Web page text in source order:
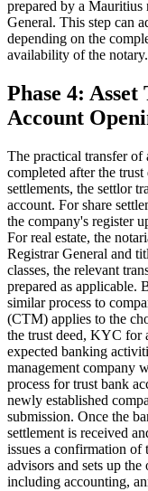
prepared by a Mauritius
General. This step can
depending on the
availability of the notary.
Phase 4:
Account
The practical transfer
completed after the trust
settlements, the settlor
account. For share
the company's register
For real estate, the
Registrar General and
classes, the relevant
prepared as applicable.
similar process to
(CTM) applies to the
the trust deed, KYC for
expected banking
management company
process for trust bank
newly established
submission. Once the
settlement is received
issues a confirmation of
advisors and sets up
including accounting,